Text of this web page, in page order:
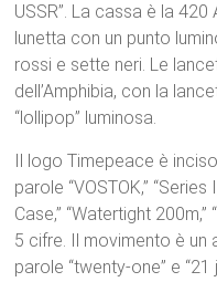
USSR”. La cassa è la
lunetta con un punto
rossi e sette neri. Le
dell’Amphibia, con la
“lollipop” luminosa.
Il logo Timepeace è
parole “VOSTOK,” “Series
Case,” “Watertight
5 cifre. Il movimento è
parole “twenty-one” e